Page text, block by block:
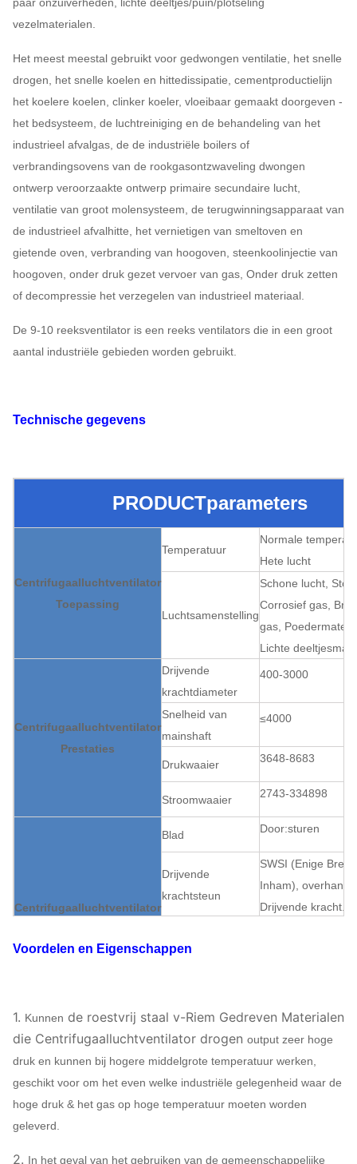
vezelmaterialen.
Het meest meestal gebruikt voor gedwongen ventilatie, het snelle
drogen, het snelle koelen en hittedissipatie, cementproductielijn
het koelere koelen, clinker koeler, vloeibaar gemaakt doorgeven -
het bedsysteem, de luchtreiniging en de behandeling van het
industrieel afvalgas, de de industriële boilers of
verbrandingsovens van de rookgasontzwaveling dwongen
ontwerp veroorzaakte ontwerp primaire secundaire lucht,
ventilatie van groot molensysteem, de terugwinningsapparaat van
de industrieel afvalhitte, het vernietigen van smeltoven en
gietende oven, verbranding van hoogoven, steenkoolinjectie van
hoogoven, onder druk gezet vervoer van gas, Onder druk zetten
of decompressie het verzegelen van industrieel materiaal.
De 9-10 reeksventilator is een reeks ventilators die in een groot
aantal industriële gebieden worden gebruikt.
Technische gegevens
PRODUCTparameters
Centrifugaalluchtventilator
Toepassing
Temperatuur
Normale
Hete lucht
Luchtsamenstelling
Schone lucht,
Corrosief gas,
gas,
Lichte
Centrifugaalluchtventilator
Prestaties
Drijvende
krachtdiameter
400-3000
Snelheid van
mainshaft
≤4000
Drukwaaier 3648-8683
Stroomwaaier 2743-334898
Centrifugaalluchtventilator
Blad Door:sturen
Drijvende
krachtsteun
SWSI (Enige
Inham),
Drijvende kracht.
Motor
HG785, DB685…
Voordelen en Eigenschappen
1. Kunnen de roestvrij staal v-Riem Gedreven Materialen
die Centrifugaalluchtventilator drogen output zeer hoge
druk en kunnen bij hogere middelgrote temperatuur werken,
geschikt voor om het even welke industriële gelegenheid waar de
hoge druk & het gas op hoge temperatuur moeten worden
geleverd.
2. In het geval van het gebruiken van de gemeenschappelijke